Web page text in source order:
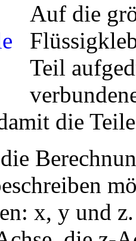
Auf die
Teil
die
x, y und